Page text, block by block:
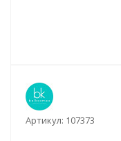
Артикул: 107373